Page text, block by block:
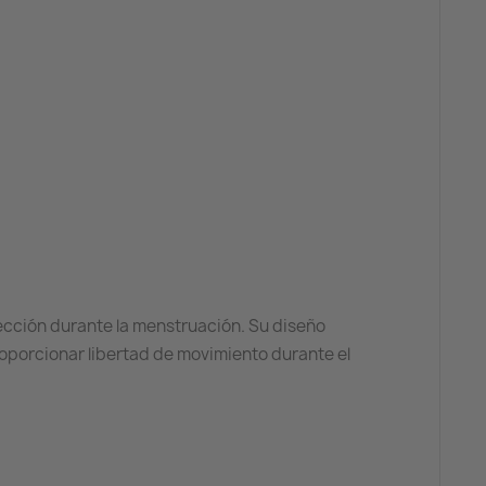
durante la menstruación. Su diseño
libertad de movimiento durante el